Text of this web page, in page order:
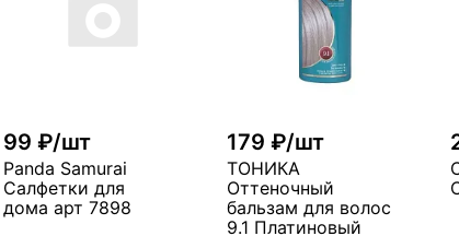
99 ₽/шт
Panda Samurai
Салфетки для
дома арт 7898
179 ₽/шт
ТОНИКА
Оттеночный
бальзам для волос
9.1 Платиновый